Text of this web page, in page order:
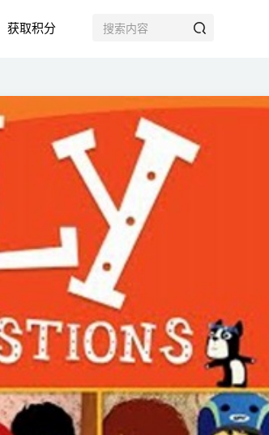
获取积分